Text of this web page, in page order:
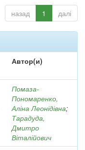
назад 1 далі
Автор(и)
Помаза-
Пономаренко,
Аліна Леонідівна;
Тарадуда,
Дмитро
Віталійович